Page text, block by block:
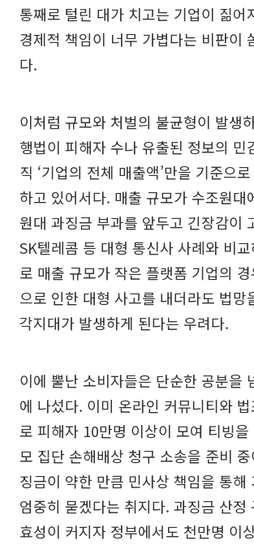
통째로 털린 대가 치고는 기업이 짊어
경제적 책임이 너무 가볍다는 비판이
다.
이처럼 규모와 처벌의 불균형이 발생
행법이 피해자 수나 유출된 정보의 민
직 ‘기업의 전체 매출액’만을 기준으
하고 있어서다. 매출 규모가 수조원대
원대 과징금 부과를 앞두고 긴장감이
SK텔레콤 등 대형 통신사 사례와 비
로 매출 규모가 작은 플랫폼 기업의
으로 인한 대형 사고를 내더라도 법망
각지대가 발생하게 된다는 우려다.
이에 뿔난 소비자들은 단순한 공분을
에 나섰다. 이미 온라인 커뮤니티와
로 피해자 10만명 이상이 모여 티빙
모 집단 손해배상 청구 소송을 준비
징금이 약한 만큼 민사상 책임을 통해
엄중히 묻겠다는 취지다. 과징금 산정
효성이 커지자 정부에서도 천만명 이